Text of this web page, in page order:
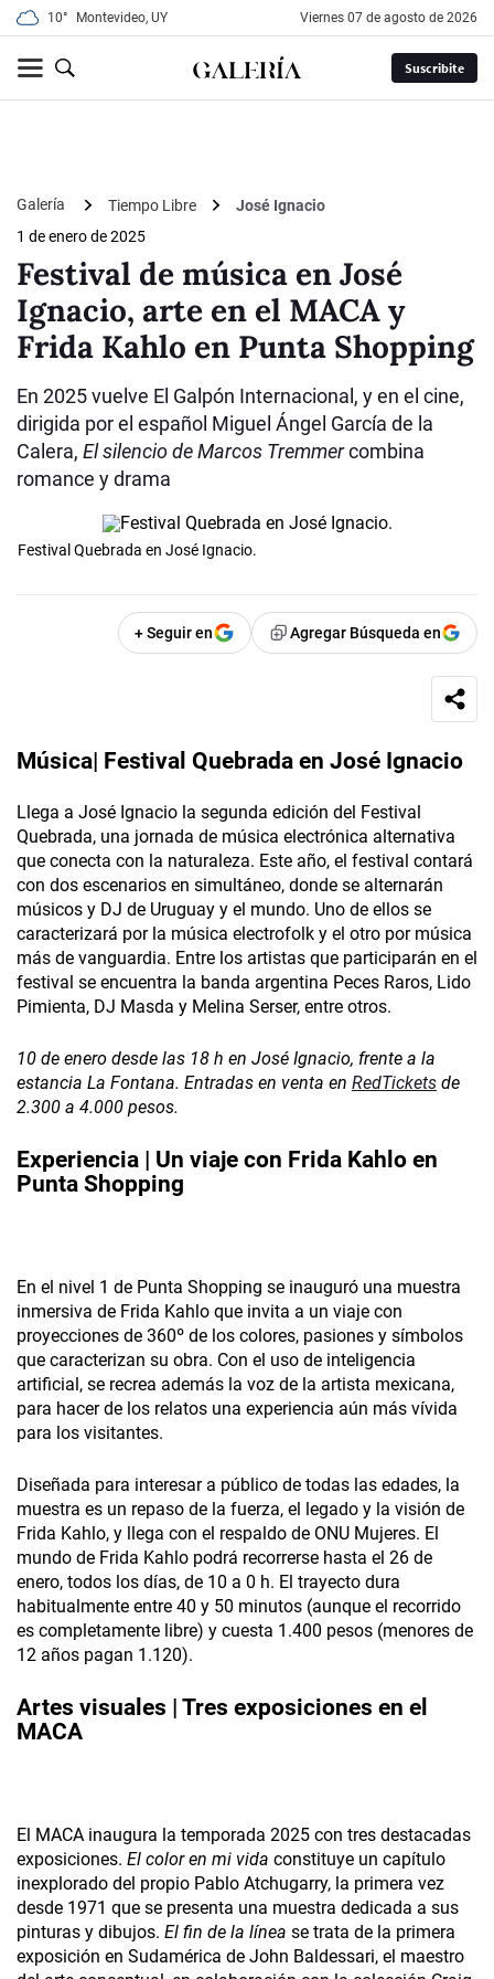
10° Montevideo, UY viernes 07 de agosto de 2026
Suscribite
Galería Tiempo Libre
José Ignacio
1 de enero de 2025
Festival de música en José
Ignacio, arte en el MACA y
Frida Kahlo en Punta Shopping
En 2025 vuelve El Galpón Internacional, y en el cine,
dirigida por el español Miguel Ángel García de la
Calera, El silencio de Marcos Tremmercombina
romance y drama
Festival Quebrada en José Ignacio.
+ Seguir en Agregar Búsqueda en
Música| Festival Quebrada en José Ignacio
Llega a José Ignacio la segunda edición del Festival
Quebrada, una jornada de música electrónica alternativa
que conecta con la naturaleza. Este año, el festival contará
con dos escenarios en simultáneo, donde se alternarán
músicos y DJ de Uruguay y el mundo. Uno de ellos se
caracterizará por la música electrofolk y el otro por música
más de vanguardia. Entre los artistas que participarán en el
festival se encuentra la banda argentina Peces Raros, Lido
Pimienta, DJ Masda y Melina Serser, entre otros.
10 de enero desde las 18 h en José Ignacio, frente a la
estancia La Fontana. Entradas en venta en RedTickets de
2.300 a 4.000 pesos.
Experiencia | Un viaje con Frida Kahlo en
Punta Shopping
En el nivel 1 de Punta Shopping se inauguró­ una muestra
inmersiva de Frida Kahlo que invita a un viaje con
proyecciones de 360º de los colores, pasiones y símbolos
que caracterizan su obra. Con el uso de inteligencia
artificial, se recrea además la voz de la artista mexicana,
para hacer de los relatos una experiencia aún más vívida
para los visitantes.
Diseñada para interesar a público de todas las edades, la
muestra es un repaso de la fuerza, el legado y la visión de
Frida Kahlo, y llega con el respaldo de ONU Mujeres. El
mundo de Frida Kahlo podrá recorrerse hasta el 26 de
enero, todos los días, de 10 a 0 h. El trayecto dura
habitualmente entre 40 y 50 minutos (aunque el recorrido
es completamente libre) y cuesta 1.400 pesos (menores de
12 años pagan 1.120).
Artes visuales | Tres exposiciones en el
MACA
El MACA inaugura la temporada 2025 con tres destacadas
exposiciones. El color en mi vida constituye un capítulo
inexplorado del propio Pablo Atchugarry­, la primera vez
desde 1971 que se presenta una muestra dedicada a sus
pinturas y dibujos. El fin de la línea se trata de la primera
exposición en Sudamérica de John Baldessari, el maestro